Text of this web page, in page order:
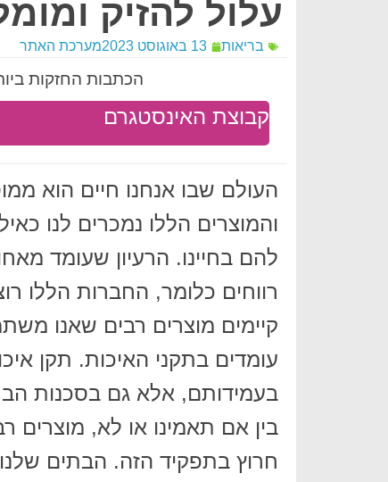
עלול להזיק
בריאות 13 באוגוסט 2023 מערכת האתר
הכתבות החזקות
קבוצת האינסטגרם
העולם שבו אנחנו חיים הוא
והמוצרים הללו נמכרים לנו
להם בחיינו. הרעיון שעומד
רווחים כלומר, החברות הללו
קיימים מוצרים רבים שאנו
עומדים בתקני האיכות. תקן
בעמידותם, אלא גם בסכנות
בין אם תאמינו או לא,
חרוץ בתפקיד הזה. הבתים